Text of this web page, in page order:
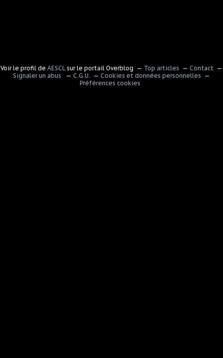
Voir le profil deAESCL sur le portail Overblog Top articles
Contact
Signaler un abus
C.G.U.
Cookies et données personnelles
Préférences cookies